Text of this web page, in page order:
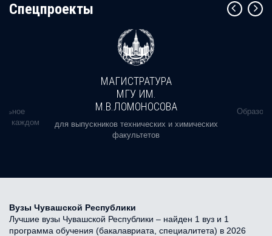
Cпецпроекты
в каждом
МАГИСТРАТУРА
МГУ ИМ.
М.В.ЛОМОНОСОВА
для выпускников технических и химических
факультетов
Вузы Чувашской Республики
Лучшие вузы Чувашской Республики – найден 1 вуз и 1
программа обучения (бакалавриата, специалитета) в 2026